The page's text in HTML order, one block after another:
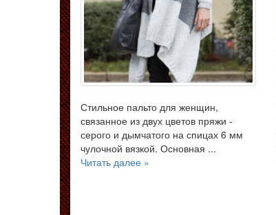
Стильное пальто для женщин,
связанное из двух цветов пряжи -
серого и дымчатого на спицах 6 мм
чулочной вязкой. Основная ...
Читать далее »